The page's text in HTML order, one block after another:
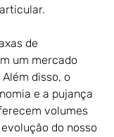
de
um mercado
disso, o
e a pujança
volumes
do nosso